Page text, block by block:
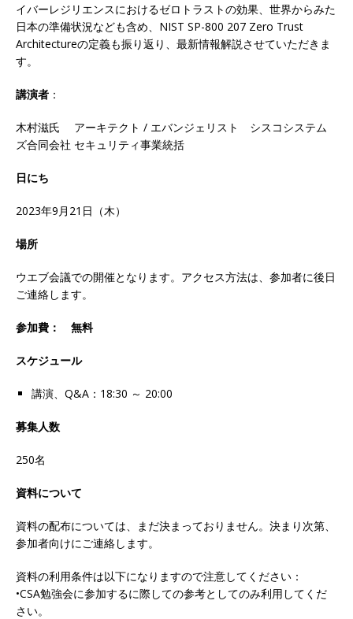
イバーレジリエンスにおけるゼロトラストの効果、世界からみた
日本の準備状況なども含め、NIST SP-800 207 Zero Trust
Architectureの定義も振り返り、最新情報解説させていただきま
す。
講演者 ：
木村滋氏 アーキテクト / エバンジェリスト シスコシステム
ズ合同会社 セキュリティ事業統括
日にち
2023年9月21日（木）
場所
ウエブ会議での開催となります。アクセス方法は、参加者に後日
ご連絡します。
参加費： 無料
スケジュール
講演、Q&A：18:30 ～ 20:00
募集人数
250名
資料について
資料の配布については、まだ決まっておりません。決まり次第、
参加者向けにご連絡します。
資料の利用条件は以下になりますので注意してください：
•CSA勉強会に参加するに際しての参考としてのみ利用してくだ
さい。